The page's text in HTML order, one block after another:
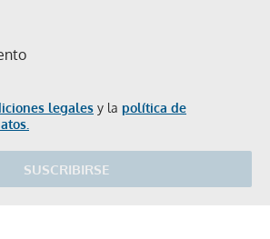
legales y la política de
SUSCRIBIRSE